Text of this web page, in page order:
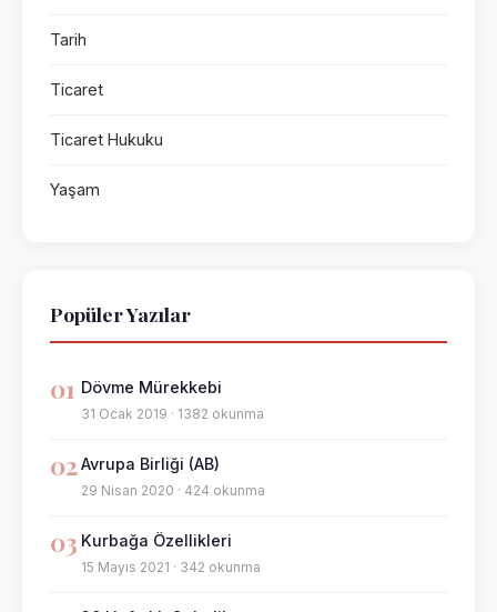
Tarih
Ticaret
Ticaret Hukuku
Yaşam
Popüler Yazılar
01 Dövme Mürekkebi
31 Ocak 2019 · 1382 okunma
02Avrupa Birliği (AB)
29 Nisan 2020 · 424 okunma
03 Kurbağa Özellikleri
15 Mayıs 2021 · 342 okunma